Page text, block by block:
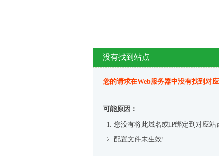
没有找到站点
您的请求在Web服务器中没有找到对
可能原因：
您没有将此域名或IP绑定到对应站
配置文件未生效!